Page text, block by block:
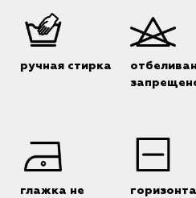
ручная стирка
глажка не